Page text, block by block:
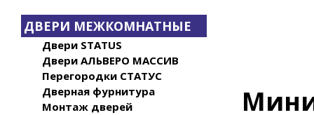
ДВЕРИ МЕЖКОМНАТНЫЕ
Двери STATUS
Двери АЛЬВЕРО МАССИВ
Перегородки СТАТУС
Дверная фурнитура
Монтаж дверей